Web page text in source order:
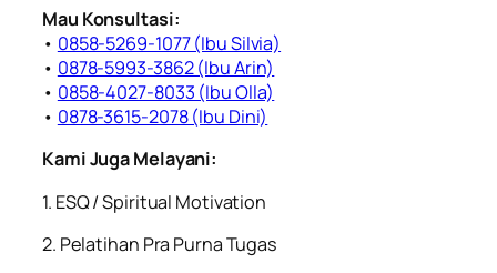
Mau Konsultasi:
• 0858-5269-1077 (Ibu Silvia)
• 0878-5993-3862 (Ibu Arin)
• 0858-4027-8033 (Ibu Olla)
• 0878-3615-2078 (Ibu Dini)
Kami Juga Melayani:
1. ESQ / Spiritual Motivation
2. ⁠Pelatihan Pra Purna Tugas